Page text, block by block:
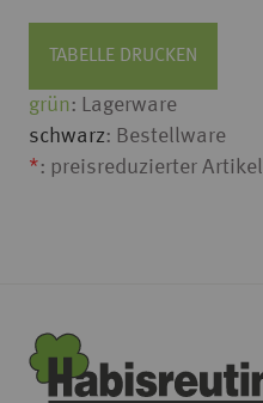
TABELLE DRUCKEN
grün: Lagerware
schwarz: Bestellware
*: preisreduzierter Artikel